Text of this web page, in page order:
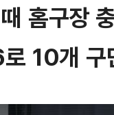
홈구장
10개 구